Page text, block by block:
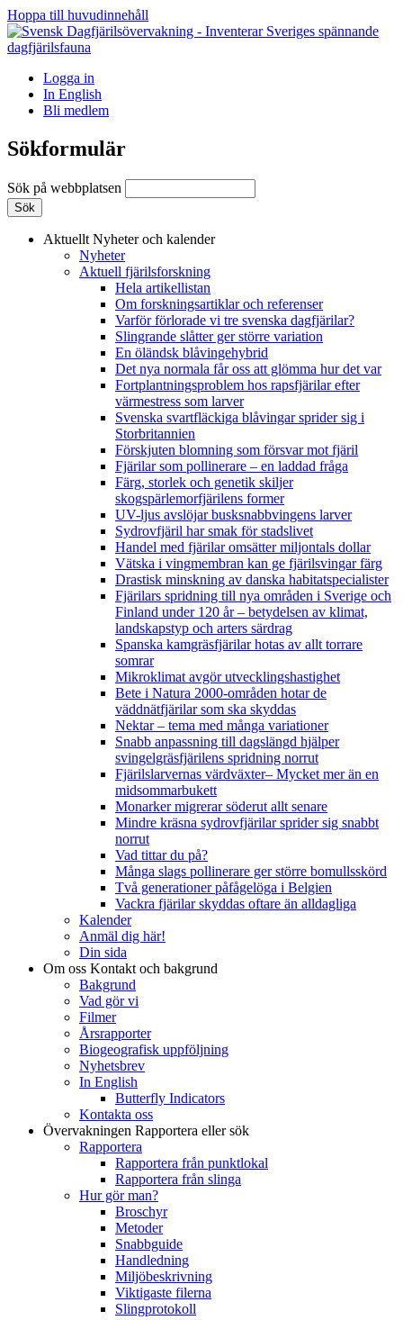
Hoppa till huvudinnehåll
Logga in
In English
Bli medlem
Sökformulär
Sök på webbplatsen
Aktuellt Nyheter och kalender
Nyheter
Aktuell fjärilsforskning
Hela artikellistan
Om forskningsartiklar och referenser
Varför förlorade vi tre svenska dagfjärilar?
Slingrande slåtter ger större variation
En öländsk blåvingehybrid
Det nya normala får oss att glömma hur det var
Fortplantningsproblem hos rapsfjärilar efter
värmestress som larver
Svenska svartfläckiga blåvingar sprider sig i
Storbritannien
Förskjuten blomning som försvar mot fjäril
Fjärilar som pollinerare – en laddad fråga
Färg, storlek och genetik skiljer
skogspärlemorfjärilens former
UV-ljus avslöjar busksnabbvingens larver
Sydrovfjäril har smak för stadslivet
Handel med fjärilar omsätter miljontals dollar
Vätska i vingmembran kan ge fjärilsvingar färg
Drastisk minskning av danska habitatspecialister
Fjärilars spridning till nya områden i Sverige och
Finland under 120 år– betydelsen av klimat,
landskapstyp och arters särdrag
Spanska kamgräsfjärilar hotas av allt torrare
somrar
Mikroklimat avgör utvecklingshastighet
Bete i Natura 2000-områden hotar de
väddnätfjärilar som ska skyddas
Nektar – tema med många variationer
Snabb anpassning till dagslängd hjälper
svingelgräsfjärilens spridning norrut
Fjärilslarvernas värdväxter– Mycket mer än en
midsommarbukett
Monarker migrerar söderut allt senare
Mindre kräsna sydrovfjärilar sprider sig snabbt
norrut
Vad tittar du på?
Många slags pollinerare ger större bomullsskörd
Två generationer påfågelöga i Belgien
Vackra fjärilar skyddas oftare än alldagliga
Kalender
Anmäl dig här!
Din sida
Om oss Kontakt och bakgrund
Bakgrund
Vad gör vi
Filmer
Årsrapporter
Biogeografisk uppföljning
Nyhetsbrev
In English
Butterfly Indicators
Kontakta oss
Övervakningen Rapportera eller sök
Rapportera
Rapportera från punktlokal
Rapportera från slinga
Hur gör man?
Broschyr
Metoder
Snabbguide
Handledning
Miljöbeskrivning
Viktigaste filerna
Slingprotokoll